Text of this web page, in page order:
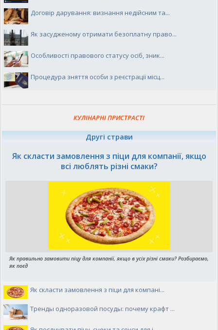
Договір дарування: визнання недійсним та...
Як засудженому отримати безоплатну право...
Особливості правового статусу осіб, зник...
Процедура зняття особи з реєстрації місц...
КУЛІНАРНІ ПРИСТРАСТІ
Другі страви
Як скласти замовлення з піци для компанії, якщо
всі люблять різні смаки?
Як правильно замовити піцу для компанії, якщо в усіх різні смаки? Розбираємо,
як поєд
Як скласти замовлення з піци для компані...
Тренды одноразовой посуды: почему крафт ...